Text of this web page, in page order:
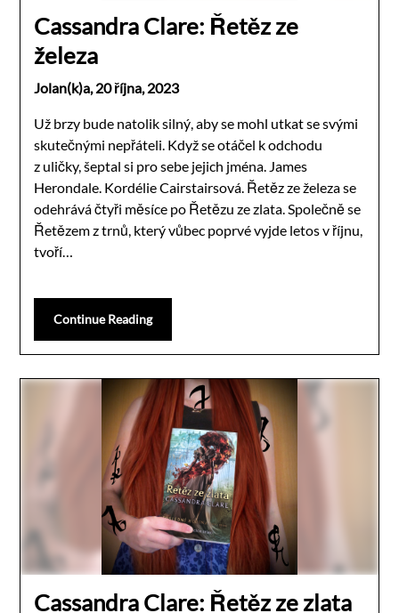
Cassandra Clare: Řetěz ze
železa
Jolan(k)a, 20 října, 2023
Už brzy bude natolik silný, aby se mohl utkat se svými
skutečnými nepřáteli. Když se otáčel k odchodu
z uličky, šeptal si pro sebe jejich jména. James
Herondale. Kordélie Cairstairsová. Řetěz ze železa se
odehrává čtyři měsíce po Řetězu ze zlata. Společně se
Řetězem z trnů, který vůbec poprvé vyjde letos v říjnu,
tvoří…
Continue Reading
Cassandra Clare: Řetěz ze zlata